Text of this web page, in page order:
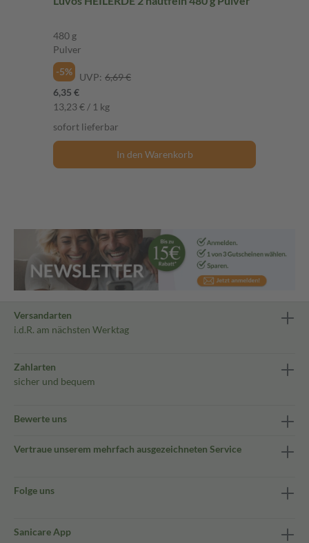
480 g
Pulver
-5%
UVP: 6,69 €
6,35 €
13,23 € / 1 kg
sofort lieferbar
In den Warenkorb
Versandarten
i.d.R. am nächsten Werktag
Zahlarten
sicher und bequem
Bewerte uns
Vertraue unserem mehrfach ausgezeichneten Service
Folge uns
Sanicare App